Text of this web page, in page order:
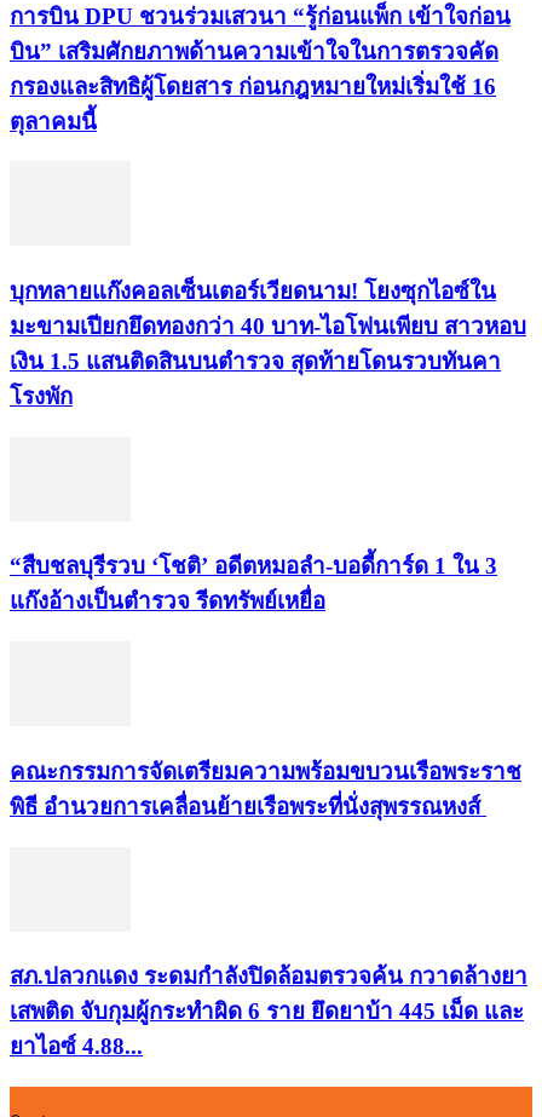
การบิน DPU ชวนร่วมเสวนา “รู้ก่อนแพ็ก เข้าใจก่อน
บิน” เสริมศักยภาพด้านความเข้าใจในการตรวจคัด
กรองและสิทธิผู้โดยสาร ก่อนกฎหมายใหม่เริ่มใช้ 16
ตุลาคมนี้
บุกทลายแก๊งคอลเซ็นเตอร์เวียดนาม! โยงซุกไอซ์ใน
มะขามเปียกยึดทองกว่า 40 บาท-ไอโฟนเพียบ สาวหอบ
เงิน 1.5 แสนติดสินบนตำรวจ สุดท้ายโดนรวบทันคา
โรงพัก
“สืบชลบุรีรวบ ‘โชติ’ อดีตหมอลำ-บอดี้การ์ด 1 ใน 3
แก๊งอ้างเป็นตำรวจ รีดทรัพย์เหยื่อ
คณะกรรมการจัดเตรียมความพร้อมขบวนเรือพระราช
พิธี อำนวยการเคลื่อนย้ายเรือพระที่นั่งสุพรรณหงส์
สภ.ปลวกแดง ระดมกำลังปิดล้อมตรวจค้น กวาดล้างยา
เสพติด จับกุมผู้กระทำผิด 6 ราย ยึดยาบ้า 445 เม็ด และ
ยาไอซ์ 4.88...